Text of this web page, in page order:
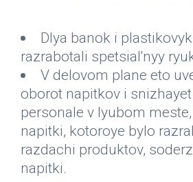
Dlya banok i
razrabotali spetsial'nyy
V delovom plane eto
oborot napitkov i
personale v lyubom
napitki, kotoroye bylo
razdachi produktov,
napitki.